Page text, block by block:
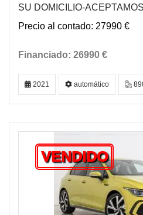
SU DOMICILIO-
27990 €
26990 €
2021 automático
VENDIDO